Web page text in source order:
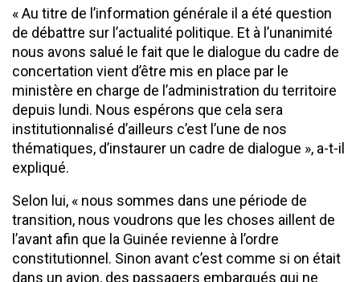
« Au titre de l’information générale il a été question
de débattre sur l’actualité politique. Et à l’unanimité
nous avons salué le fait que le dialogue du cadre de
concertation vient d’être mis en place par le
ministère en charge de l’administration du territoire
depuis lundi. Nous espérons que cela sera
institutionnalisé d’ailleurs c’est l’une de nos
thématiques, d’instaurer un cadre de dialogue », a-t-il
expliqué.
Selon lui, « nous sommes dans une période de
transition, nous voudrons que les choses aillent de
l’avant afin que la Guinée revienne à l’ordre
constitutionnel. Sinon avant c’est comme si on était
dans un avion, des passagers embarqués qui ne